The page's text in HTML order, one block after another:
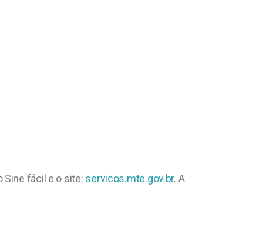
fácil e o site: servicos.mte.gov.br. A